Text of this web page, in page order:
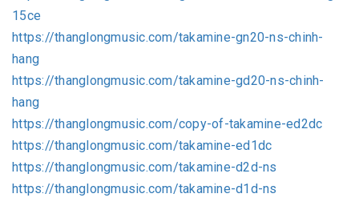
15ce
https://thanglongmusic.com/takamine-gn20-ns-chinh-
hang
https://thanglongmusic.com/takamine-gd20-ns-chinh-
hang
https://thanglongmusic.com/copy-of-takamine-ed2dc
https://thanglongmusic.com/takamine-ed1dc
https://thanglongmusic.com/takamine-d2d-ns
https://thanglongmusic.com/takamine-d1d-ns